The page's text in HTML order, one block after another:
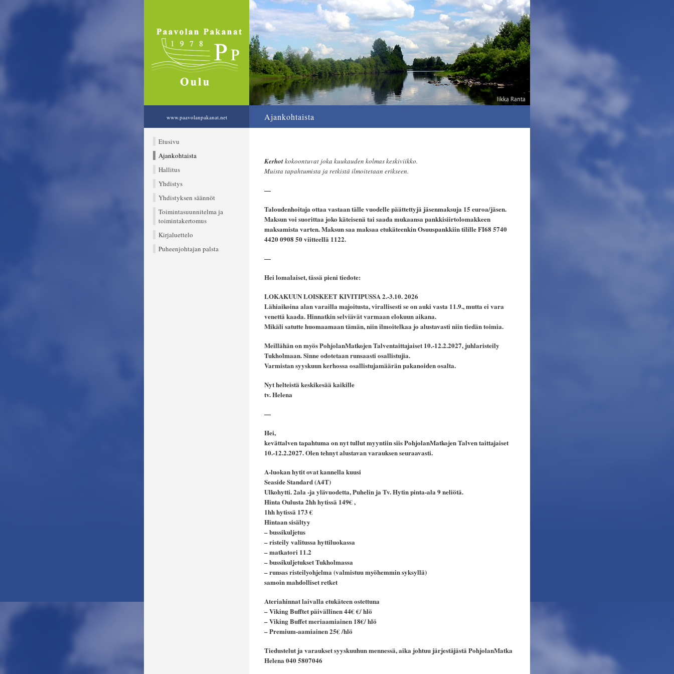
www.paavolanpakanat.net
Etusivu
Ajankohtaista
Hallitus
Yhdistys
Yhdistyksen säännöt
Toimintasuunnitelma ja
toimintakertomus
Kirjaluettelo
Puheenjohtajan palsta
Ajankohtaista
Kerhotkokoontuvat joka kuukauden kolmas keskiviikko.
Muista tapahtumista ja retkistä ilmoitetaan erikseen.
—
Taloudenhoitaja ottaa vastaan tälle vuodelle päättettyjä jäsenmaksuja 15 euroa/jäsen.
Maksun voi suorittaa joko käteisenä tai saada mukaansa pankkisiirtolomakkeen
maksamista varten. Maksun saa maksaa etukäteenkin Osuuspankkiin tilille FI68 5740
4420 0908 50 viitteellä 1122.
—
Hei lomalaiset, tässä pieni tiedote:
LOKAKUUN LOISKEET KIVITIPUSSA 2.-3.10. 2026
Lähiaikoina alan varailla majoitusta, virallisesti se on auki vasta 11.9., mutta ei vara
venettä kaada. Hinnatkin selviävät varmaan elokuun aikana.
Mikäli satutte huomaamaan tämän, niin ilmoitelkaa jo alustavasti niin tiedän toimia.
Meillähän on myös PohjolanMatkojen Talventaittajaiset 10.-12.2.2027, juhlaristeily
Tukholmaan. Sinne odotetaan runsaasti osallistujia.
Varmistan syyskuun kerhossa osallistujamäärän pakanoiden osalta.
Nyt helteistä keskikesää kaikille
tv. Helena
—
Hei,
kevättalven tapahtuma on nyt tullut myyntiin siis PohjolanMatkojen Talven taittajaiset
10.-12.2.2027. Olen tehnyt alustavan varauksen seuraavasti.
A-luokan hytit ovat kannella kuusi
Seaside Standard (A4T)
Ulkohytti. 2ala -ja ylävuodetta, Puhelin ja Tv. Hytin pinta-ala 9 neliötä.
Hinta Oulusta 2hh hytissä 149€ ,
1hh hytissä 173 €
Hintaan sisältyy
– bussikuljetus
– risteily valitussa hyttiluokassa
– matkatori 11.2
– bussikuljetukset Tukholmassa
– runsas risteilyohjelma (valmistuu myöhemmin syksyllä)
samoin mahdolliset retket
Ateriahinnat laivalla etukäteen ostettuna
– Viking Bufftet päivällinen 44€ €/ hlö
– Viking Buffet meriaamiainen 18€/ hlö
– Premium-aamiainen 25€ /hlö
Tiedustelut ja varaukset syyskuuhun mennessä, aika johtuu järjestäjästä PohjolanMatka
Helena 040 5807046